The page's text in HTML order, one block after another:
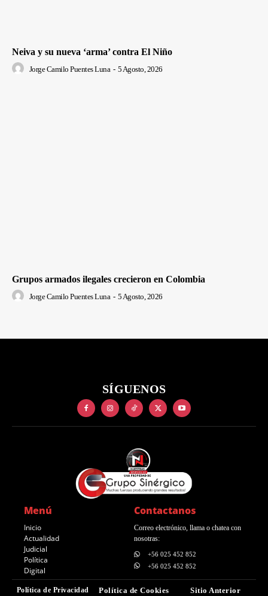
Neiva y su nueva ‘arma’ contra El Niño
Jorge Camilo Puentes Luna - 5 Agosto, 2026
Grupos armados ilegales crecieron en Colombia
Jorge Camilo Puentes Luna - 5 Agosto, 2026
SÍGUENOS
Menú
Inicio
Actualidad
Judicial
Política
Digital
Contactanos
Correo electrónico, llama o chatea con
nosotras:
+56 025 452 852
+56 025 452 852
Política de Privacidad Política de Cookies Sitio Anterior